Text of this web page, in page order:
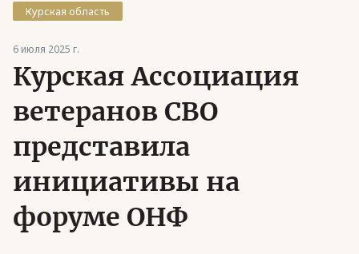
Курская область
6 июля 2025 г.
Курская Ассоциация
ветеранов СВО
представила
инициативы на
форуме ОНФ
Стать членом Ассоциации ветеранов СВО
Ассоциация в субъектах России
Частые вопросы